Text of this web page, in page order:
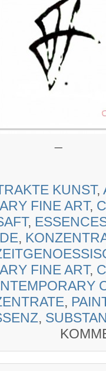
KUNST,
FINE ART,
,
,
FINE ART,
,
,